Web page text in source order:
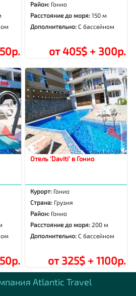
Район: Гонио
Расстояние до моря:150 м
Дополнительно:С бассейном
от 405$ + 300р.
Отель 'Daviti' в Гонио
Курорт: Гонио
Страна: Грузия
Район: Гонио
Расстояние до моря:200 м
Дополнительно:С бассейном
от 325$ + 1100р.
Аtlantic Travel